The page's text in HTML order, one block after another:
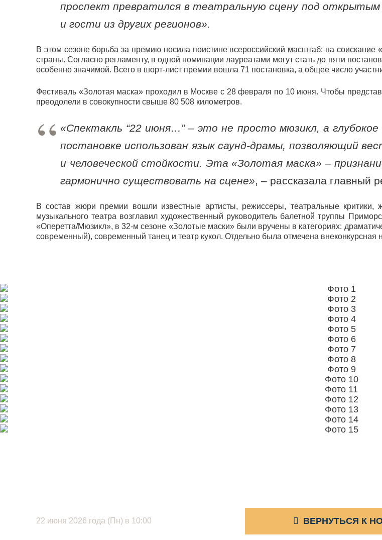
проспект превратился в театральную сцену под
и гости из других регионов».
В этом сезоне борьба за премию носила поистине всероссийский масштаб: на соискание
страны. Согласно регламенту, в одной номинации лауреатами могут стать до пяти
особенно значимой. Всего в шорт-лист премии вошла 71 постановка, а общее число
Фестиваль «Золотая маска» проходил в Москве с 28 февраля по 10 июня. Чтобы
преодолели в совокупности свыше 80 508 километров.
«Спектакль “22 июня…” – это не просто мюзикл, а
постановке использован язык саунд-драмы, позволяющий
и человеческой стойкости. Эта «Золотая маска» –
гармонично существовать на сцене», – рассказала главный
В состав жюри премии вошли известные артисты, режиссеры, театральные критики,
музыкального театра возглавил художественный руководитель балетной труппы
«Оперетта/Мюзикл», в 32-м сезоне «Золотые маски» были вручены в категориях:
современный), современный танец и театр кукол. Отдельно была отмечена внеконкурсная
22 июня 2026 года (Пн) в 10:00 ВЕРНУТЬСЯ К